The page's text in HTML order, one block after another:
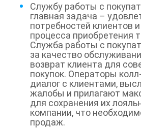
Службу работы с
главная задача –
потребностей клиентов
процесса приобретения
Служба работы с
за качество
возврат клиента для
покупок. Операторы
диалог с клиентами,
жалобы и прилагают
для сохранения их
компании, что
продаж.